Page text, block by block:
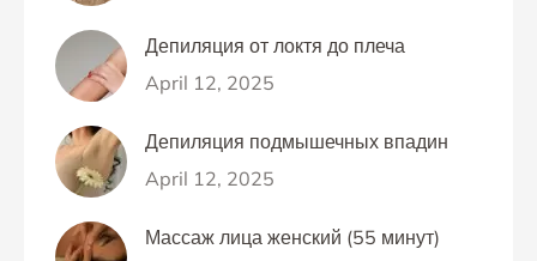
Депиляция от локтя до плеча
April 12, 2025
Депиляция подмышечных впадин
April 12, 2025
Массаж лица женский (55 минут)